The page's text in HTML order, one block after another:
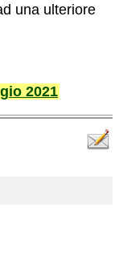
una ulteriore
2021